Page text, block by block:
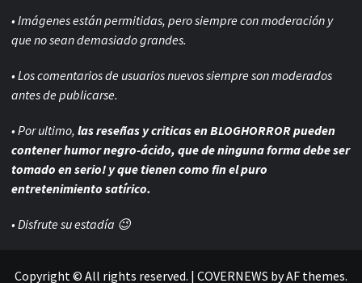
• Imágenes están permitidas, pero siempre conmoderación y
que no sean demasiado grandes.
• Los comentarios de usuarios nuevos siempre son moderados
antes de publicarse.
• Por ultimo, las reseñas y criticas en BLOGHORROR pueden
contener humor negro-ácido, que de ninguna forma debe ser
tomado en serio! y que tienen como fin el puro
entretenimiento satírico.
• Disfrute su estadía 😉
Copyright © All rights reserved. | COVERNEWS by AF themes.